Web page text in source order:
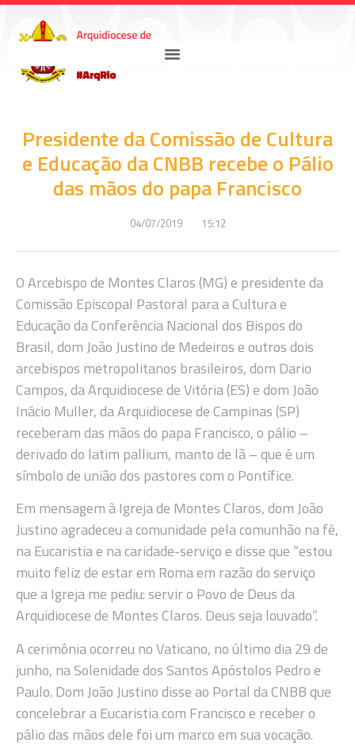
Presidente da Comissão de Cultura
e Educação da CNBB recebe o Pálio
das mãos do papa Francisco
04/07/2019 15:12
O Arcebispo de Montes Claros (MG) e presidente da
Comissão Episcopal Pastoral para a Cultura e
Educação da Conferência Nacional dos Bispos do
Brasil, dom João Justino de Medeiros e outros dois
arcebispos metropolitanos brasileiros, dom Dario
Campos, da Arquidiocese de Vitória (ES) e dom João
Inácio Muller, da Arquidiocese de Campinas (SP)
receberam das mãos do papa Francisco, o pálio –
derivado do latim pallium, manto de lã – que é um
símbolo de união dos pastores com o Pontífice.
Em mensagem à Igreja de Montes Claros, dom João
Justino agradeceu a comunidade pela comunhão na fé,
na Eucaristia e na caridade-serviço e disse que “estou
muito feliz de estar em Roma em razão do serviço
que a Igreja me pediu: servir o Povo de Deus da
Arquidiocese de Montes Claros. Deus seja louvado”.
A cerimônia ocorreu no Vaticano, no último dia 29 de
junho, na Solenidade dos Santos Apóstolos Pedro e
Paulo. Dom João Justino disse ao Portal da CNBB que
concelebrar a Eucaristia com Francisco e receber o
pálio das mãos dele foi um marco em sua vocação.